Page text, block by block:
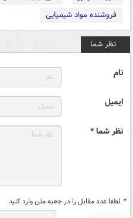
فروشنده مواد شیمیایی
نظر شما
نام
ایمیل
نظر شما *
* لطفا عدد مقابل را در جعبه متن وارد کنید